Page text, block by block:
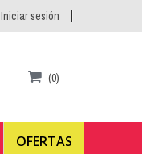
Iniciar sesión
(0)
OFERTAS